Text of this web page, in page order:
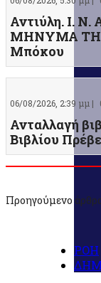
Αντιύλη. Ι. Ν.
ΜΗΝΥΜΑ ΤΗΣ
Μπόκου
06/08/2026, 2:39 μμ |
Ανταλλαγή
Βιβλίου
Προηγούμενο
ΡΟΗ